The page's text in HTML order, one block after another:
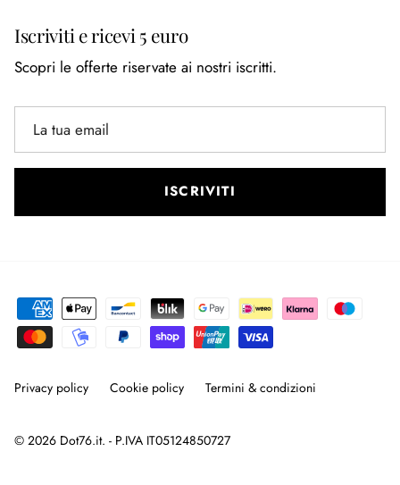
Iscriviti e ricevi 5 euro
Scopri le offerte riservate ai nostri iscritti.
ISCRIVITI
Privacy policy Cookie policy Termini & condizioni
© 2026 Dot76.it. - P.IVA IT05124850727